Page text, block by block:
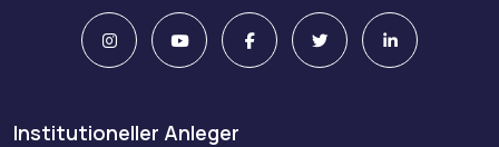
Institutioneller Anleger